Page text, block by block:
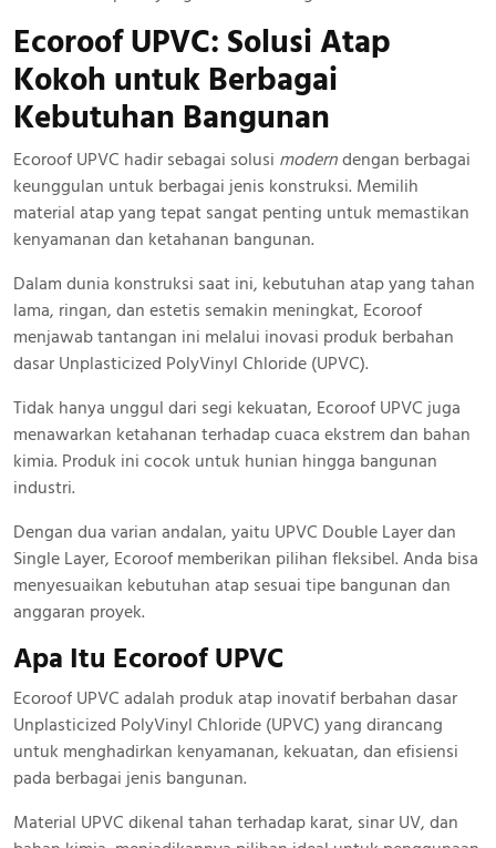
Ecoroof UPVC: Solusi Atap
Kokoh untuk Berbagai
Kebutuhan Bangunan
Ecoroof UPVC hadir sebagai solusi moderndengan berbagai
keunggulan untuk berbagai jenis konstruksi. Memilih
material atap yang tepat sangat penting untuk memastikan
kenyamanan dan ketahanan bangunan.
Dalam dunia konstruksi saat ini, kebutuhan atap yang tahan
lama, ringan, dan estetis semakin meningkat, Ecoroof
menjawab tantangan ini melalui inovasi produk berbahan
dasar Unplasticized PolyVinyl Chloride (UPVC).
Tidak hanya unggul dari segi kekuatan, Ecoroof UPVC juga
menawarkan ketahanan terhadap cuaca ekstrem dan bahan
kimia. Produk ini cocok untuk hunian hingga bangunan
industri.
Dengan dua varian andalan, yaitu UPVC Double Layer dan
Single Layer, Ecoroof memberikan pilihan fleksibel. Anda bisa
menyesuaikan kebutuhan atap sesuai tipe bangunan dan
anggaran proyek.
Apa Itu Ecoroof UPVC
Ecoroof UPVC adalah produk atap inovatif berbahan dasar
Unplasticized PolyVinyl Chloride (UPVC) yang dirancang
untuk menghadirkan kenyamanan, kekuatan, dan efisiensi
pada berbagai jenis bangunan.
Material UPVC dikenal tahan terhadap karat, sinar UV, dan